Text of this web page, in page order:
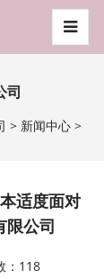
司
> 新闻中心 >
适度面对
限公司
：118